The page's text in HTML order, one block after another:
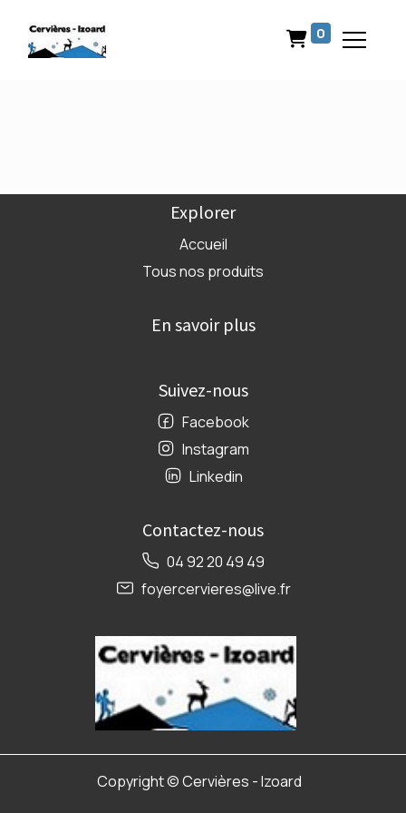
0
Explorer
Accueil
Tous nos produits
En savoir plus
Suivez-nous
Facebook
Instagram
Linkedin
Contactez-nous
04 92 20 49 49
foyercervieres@live.fr
Copyright ©Cervières - Izoard